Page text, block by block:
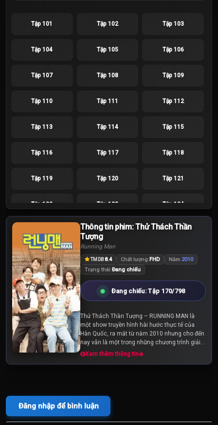
Tập 101 Tập 102 Tập 103
Tập 104 Tập 105 Tập 106
Tập 107 Tập 108 Tập 109
Tập 110 Tập 111 Tập 112
Tập 113 Tập 114 Tập 115
Tập 116 Tập 117 Tập 118
Tập 119 Tập 120 Tập 121
Tập 122 Tập 123 Tập 124
Tập 126 Tập 127
Tập 128 Tập 129 Tập 130
Tập 131 Tập 132 Tập 133
Tập 134
Tập 137 Tập 138 Tập 139
Tập 146 Tập 147
Thông tin phim: Thử Thách Thần
Tượng
Running Man
TMDB8.4 Chất lượng:FHD Năm:2010
Trạng thái:Đang chiếu
Đang chiếu: Tập 170/798
Thử Thách Thần Tượng – RUNNING MAN là
một show truyền hình hài hước thực tế của
Hàn Quốc, ra mắt từ năm 2010 nhưng cho đến
nay vẫn là một trong những chương trình giải
trí được yêu thích nhất tại xứ sở kim chi. Với
RUNNING MAN, đảm...
Xem thêm thông tin
Đăng nhập để bình luận